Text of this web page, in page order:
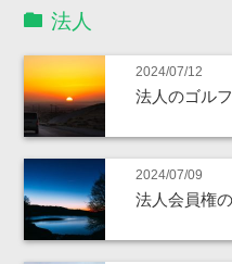
法人
2024/07/12
法人のゴル
2024/07/09
法人会員権